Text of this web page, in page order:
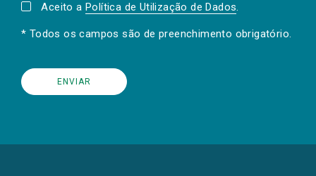
Aceito a Política de Utilização de Dados.
* Todos os campos são de preenchimento obrigatório.